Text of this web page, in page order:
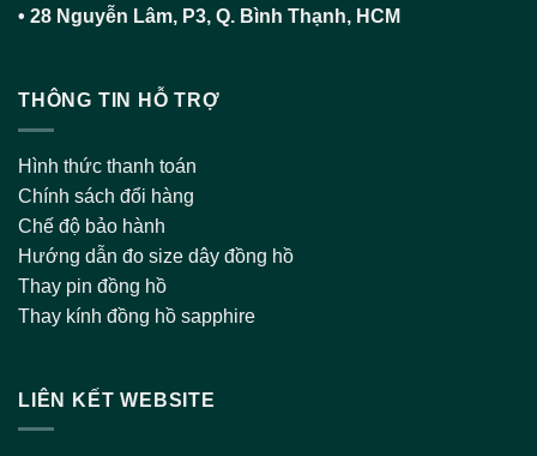
• 28 Nguyễn Lâm, P3, Q. Bình Thạnh, HCM
THÔNG TIN HỖ TRỢ
Hình thức thanh toán
Chính sách đổi hàng
Chế độ bảo hành
Hướng dẫn đo size dây đồng hồ
Thay pin đồng hồ
Thay kính đồng hồ sapphire
LIÊN KẾT WEBSITE